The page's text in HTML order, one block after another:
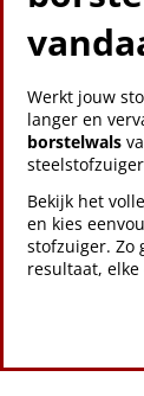
Werkt jouw
langer en
borstelwals
Bekijk het
en kies
stofzuiger. Zo
resultaat,